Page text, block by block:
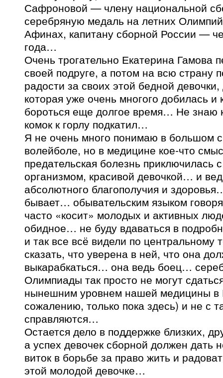
Сафроновой — члену национальной
серебряную медаль на летних
Афинах, капитану сборной России —
года…
Очень трогательно Екатерина Гамова
своей подруге, а потом на всю страну
радости за своих этой бедной
которая уже очень многого добилась и
бороться еще долгое время… Не знаю
комок к горлу подкатил…
Я не очень много понимаю в большом
волейболе, но в медицине кое-что
предательская болезнь приключилась
организмом, красивой девочкой… и
абсолютного благополучия и
бывает… обывательским языком
часто «косит» молодых и активных
обидное… не буду вдаваться в
и так все всё видели по
сказать, что уверена в ней, что она
выкарабкаться… она ведь боец…
Олимпиады так просто не могут
нынешним уровнем нашей медицины в
сожалению, только пока здесь) и не с
справляются…
Остается дело в поддержке близких,
а успех девочек сборной должен дать
виток в борьбе за право жить и
этой молодой девочке…